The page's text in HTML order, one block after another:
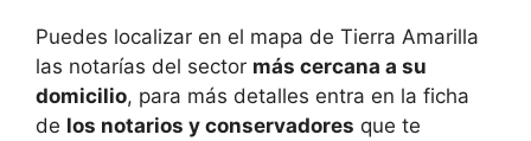
Puedes localizar en el mapa de Tierra Amarilla
las notarías del sector más cercana a su
domicilio, para más detalles entra en la ficha
de los notarios y conservadores que te